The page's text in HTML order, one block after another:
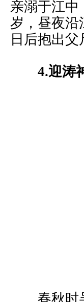
亲溺于江中
岁，昼夜沿
日后抱出父
4.迎涛
春秋时吴